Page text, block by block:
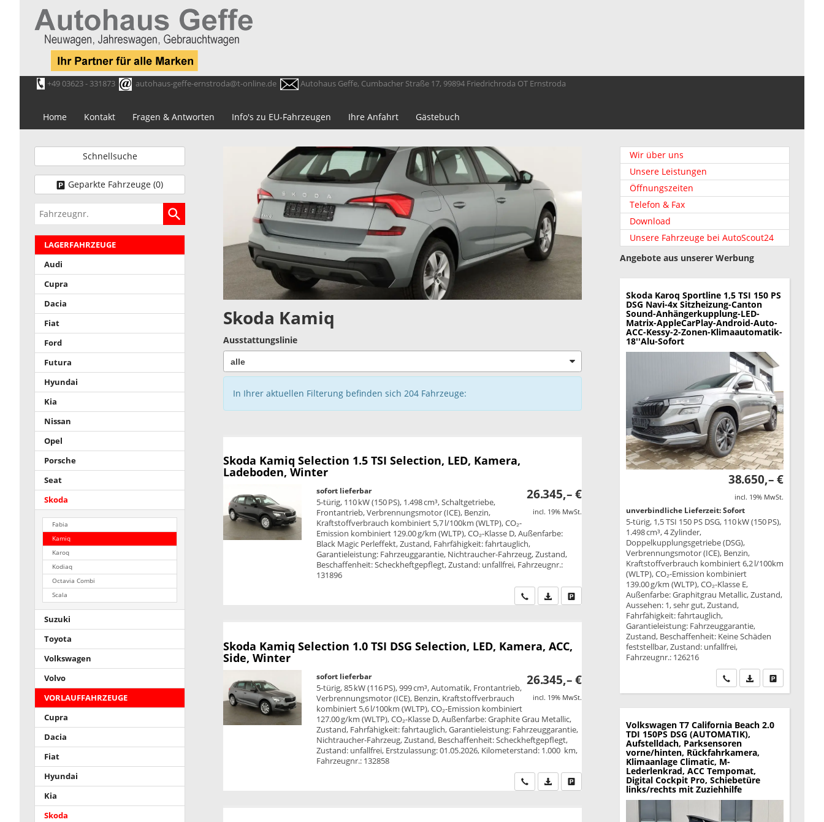
+49 03623 - 331873 autohaus-geffe-ernstroda@t-online.de Autohaus Geffe, Cumbacher Straße 17, 99894 Friedrichroda OT Ernstroda
Home Kontakt Fragen & Antworten Info's zu EU-Fahrzeugen Ihre Anfahrt Gästebuch
Skoda Kamiq
Ausstattungslinie
In Ihrer aktuellen Filterung befinden sich 204Fahrzeuge:
Skoda Kamiq Selection 1.5 TSI Selection, LED, Kamera,
Ladeboden, Winter
26.345,– €
incl. 19% MwSt.
sofort lieferbar
5-türig, 110 kW (150 PS), 1.498 cm³, Schaltgetriebe,
Frontantrieb, Verbrennungsmotor (ICE), Benzin,
Kraftstoffverbrauch kombiniert 5,7 l/100km (WLTP), CO₂-
Emission kombiniert 129.00 g/km (WLTP), CO₂-Klasse D, Außenfarbe:
Black Magic Perleffekt, Zustand, Fahrfähigkeit: fahrtauglich,
Garantieleistung: Fahrzeuggarantie, Nichtraucher-Fahrzeug, Zustand,
Beschaffenheit: Scheckheftgepflegt, Zustand: unfallfrei, Fahrzeugnr.:
131896
Wir rufen Sie anPDF-Datei, Fahrzeugexposé drucken
Drucken, parken oder vergleichen
Skoda Kamiq Selection 1.0 TSI DSG Selection, LED, Kamera, ACC,
Side, Winter
26.345,– €
incl. 19% MwSt.
sofort lieferbar
5-türig, 85 kW (116 PS), 999 cm³, Automatik, Frontantrieb,
Verbrennungsmotor (ICE), Benzin, Kraftstoffverbrauch
kombiniert 5,6 l/100km (WLTP), CO₂-Emission kombiniert
127.00 g/km (WLTP), CO₂-Klasse D, Außenfarbe: Graphite Grau Metallic,
Zustand, Fahrfähigkeit: fahrtauglich, Garantieleistung: Fahrzeuggarantie,
Nichtraucher-Fahrzeug, Zustand, Beschaffenheit: Scheckheftgepflegt,
Zustand: unfallfrei, Erstzulassung: 01.05.2026, Kilometerstand: 1.000 km,
Fahrzeugnr.: 132858
Wir rufen Sie anPDF-Datei, Fahrzeugexposé drucken
Drucken, parken oder vergleichen
Schnellsuche
Geparkte Fahrzeuge (0)
Fahrzeugnr.
LAGERFAHRZEUGE
Audi
Cupra
Dacia
Fiat
Ford
Futura
Hyundai
Kia
Nissan
Opel
Porsche
Seat
Skoda
Fabia
Kamiq
Karoq
Kodiaq
Octavia Combi
Scala
Suzuki
Toyota
Volkswagen
Volvo
VORLAUFFAHRZEUGE
Cupra
Dacia
Fiat
Hyundai
Kia
Skoda
Wir über uns
Unsere Leistungen
Öffnungszeiten
Telefon & Fax
Download
Unsere Fahrzeuge bei AutoScout24
Angebote aus unserer Werbung
Skoda Karoq Sportline 1,5 TSI 150 PS
DSG Navi-4x Sitzheizung-Canton
Sound-Anhängerkupplung-LED-
Matrix-AppleCarPlay-Android-Auto-
ACC-Kessy-2-Zonen-Klimaautomatik-
18''Alu-Sofort
38.650,– €
incl. 19% MwSt.
unverbindliche Lieferzeit: Sofort
5-türig, 1,5 TSI 150 PS DSG, 110 kW (150 PS),
1.498 cm³, 4 Zylinder,
Doppelkupplungsgetriebe (DSG),
Verbrennungsmotor (ICE), Benzin,
Kraftstoffverbrauch kombiniert 6,2 l/100km
(WLTP), CO₂-Emission kombiniert
139.00 g/km (WLTP), CO₂-Klasse E,
Außenfarbe: Graphitgrau Metallic, Zustand,
Aussehen: 1, sehr gut, Zustand,
Fahrfähigkeit: fahrtauglich,
Garantieleistung: Fahrzeuggarantie,
Zustand, Beschaffenheit: Keine Schäden
feststellbar, Zustand: unfallfrei,
Fahrzeugnr.: 126216
Wir rufen Sie an
PDF-Datei,Drucken,
Volkswagen T7 California Beach 2.0
TDI 150PS DSG (AUTOMATIK),
Aufstelldach, Parksensoren
vorne/hinten, Rückfahrkamera,
Klimaanlage Climatic, M-
Lederlenkrad, ACC Tempomat,
Digital Cockpit Pro, Schiebetüre
links/rechts mit Zuziehhilfe